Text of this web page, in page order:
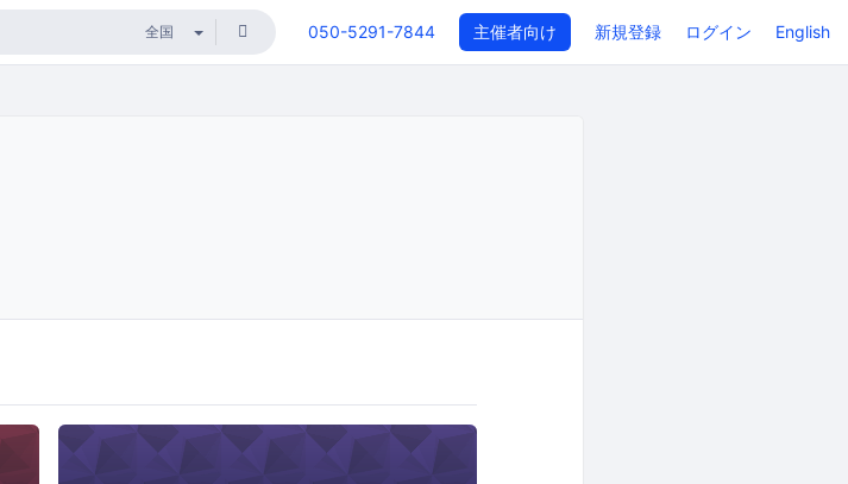
050-5291-7844 主催者向け 新規登録 ログイン English